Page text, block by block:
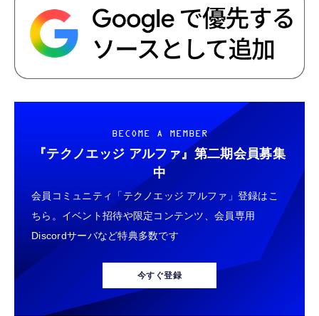
BECOME A MEMBER
『テクノエッジ アルファ』 第二期会員募集
中
会員コミュニティ「テクノエッジ アルファ」登録はこ
ちら。イベント招待や限定コンテンツ、会員専用
Discordサーバなど特典多数です
今すぐ登録